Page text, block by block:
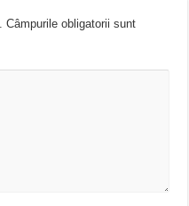
Câmpurile obligatorii sunt